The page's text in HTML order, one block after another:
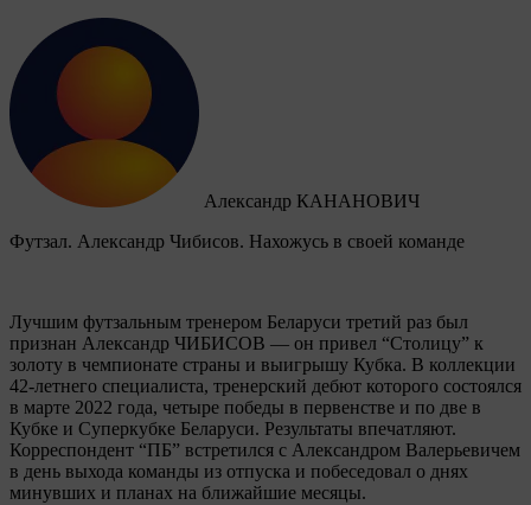
Александр КАНАНОВИЧ
Футзал. Александр Чибисов. Нахожусь в своей команде
Лучшим футзальным тренером Беларуси третий раз был
признан Александр ЧИБИСОВ — он привел “Столицу” к
золоту в чемпионате страны и выигрышу Кубка. В коллекции
42-летнего специалиста, тренерский дебют которого состоялся
в марте 2022 года, четыре победы в первенстве и по две в
Кубке и Суперкубке Беларуси. Результаты впечатляют.
Корреспондент “ПБ” встретился с Александром Валерьевичем
в день выхода команды из отпуска и побеседовал о днях
минувших и планах на ближайшие месяцы.